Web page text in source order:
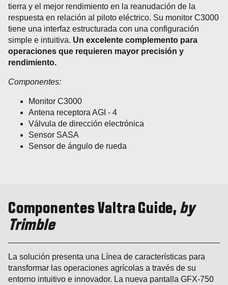
tierra y el mejor rendimiento en la reanudación de la
respuesta en relación al piloto eléctrico. Su monitor C3000
tiene una interfaz estructurada con una configuración
simple e intuitiva. Un excelente complemento para
operaciones que requieren mayor precisión y
rendimiento.
Componentes:
Monitor C3000
Antena receptora AGI - 4
Válvula de dirección electrónica
Sensor SASA
Sensor de ángulo de rueda
Componentes Valtra Guide, by
Trimble
La solución presenta una Línea de características para
transformar las operaciones agrícolas a través de su
entorno intuitivo e innovador. La nueva pantalla GFX-750